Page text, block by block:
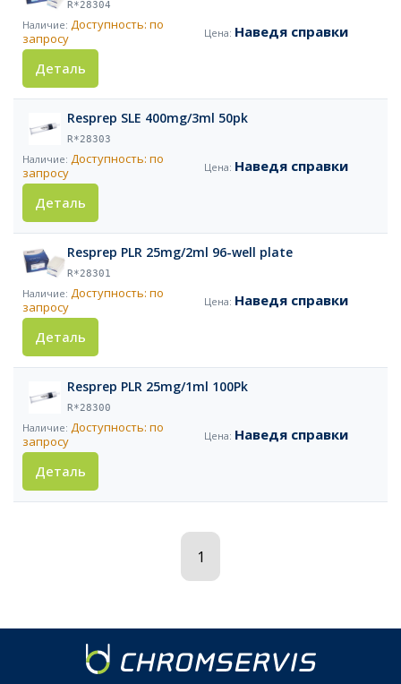
R*28304
Доступность: по
запросу
Наведя справки
Деталь
Resprep SLE 400mg/3ml 50pk
R*28303
Доступность: по
запросу
Наведя справки
Деталь
Resprep PLR 25mg/2ml 96-well plate
R*28301
Доступность: по
запросу
Наведя справки
Деталь
Resprep PLR 25mg/1ml 100Pk
R*28300
Доступность: по
запросу
Наведя справки
Деталь
1